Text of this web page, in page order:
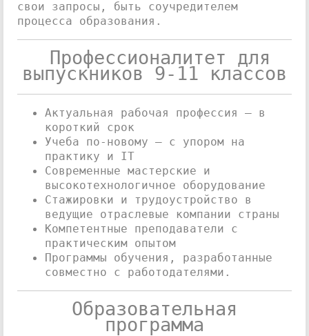
свои запросы, быть соучредителем
процесса образования.
Профессионалитет для
выпускников 9-11 классов
Актуальная рабочая профессия – в
короткий срок
Учеба по-новому – с упором на
практику и IT
Современные мастерские и
высокотехнологичное оборудование
Стажировки и трудоустройство в
ведущие отраслевые компании страны
Компетентные преподаватели с
практическим опытом
Программы обучения, разработанные
совместно с работодателями.
Образовательная
программа